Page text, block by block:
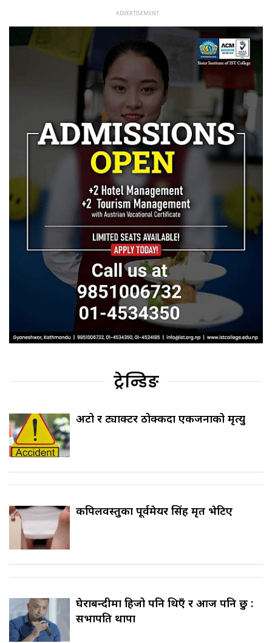
ट्रेन्डिङ
अटो र ट्याक्टर ठोक्किँदा एकजनाको मृत्यु
कपिलवस्तुका पूर्वमेयर सिंह मृत भेटिए
घेराबन्दीमा हिजो पनि थिएँ र आज पनि छु :
सभापति थापा